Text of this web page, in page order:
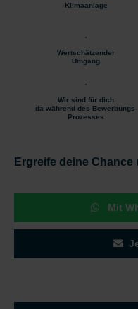
Klimaanlage
Wertschätzender
Umgang
Wir sind für dich
da während des Bewerbungs-
Prozesses
Ergreife deine
Mit